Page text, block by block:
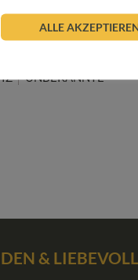
UNBEKANNTE
&
ALLE